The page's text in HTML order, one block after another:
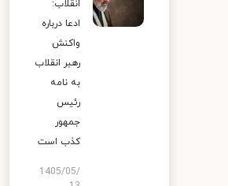
انقلاب:
ادعا درباره
واکنش
رهبر انقلاب
به نامه
رئیس
جمهور
کذب است
1405/05/